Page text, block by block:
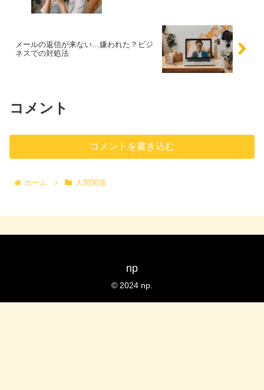
メールの返信が来ない…嫌われた？ビジ
ネスでの対処法
コメント
コメントを書き込む
ホーム 人間関係
np
© 2024 np.